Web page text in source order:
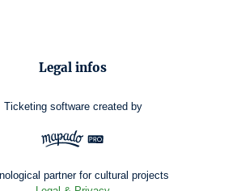
Legal infos
Ticketing software created by
partner for cultural projects